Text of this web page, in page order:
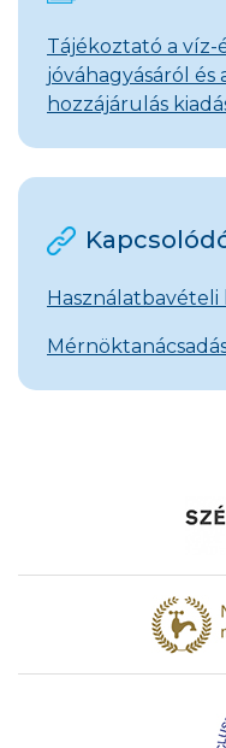
Tájékoztató a víz-
jóváhagyásáról és
hozzájárulás